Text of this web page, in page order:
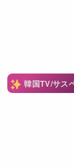
韓国TV/サス